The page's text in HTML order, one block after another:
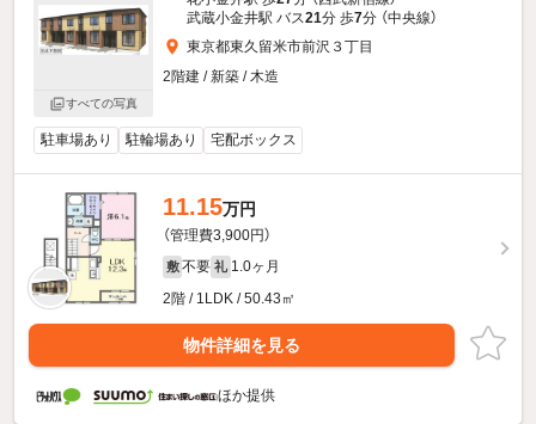
すべての写真
武蔵小金井駅 バス21分 歩7分 （中央線）
東京都東久留米市前沢３丁目
2階建 / 新築 / 木造
駐車場あり 駐輪場あり 宅配ボックス
11.15万円
（管理費3,900円）
敷 不要 礼 1.0ヶ月
2階 / 1LDK / 50.43㎡
物件詳細を見る
ほか提供